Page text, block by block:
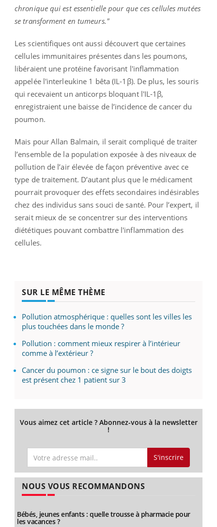
chronique qui est essentielle pour que ces cellules mutées
se transforment en tumeurs."
Les scientifiques ont aussi découvert que certaines
cellules immunitaires présentes dans les poumons,
libéraient une protéine favorisant l'inflammation
appelée l'interleukine 1 bêta (IL-1β). De plus, les souris
qui recevaient un anticorps bloquant l'IL-1β,
enregistraient une baisse de l’incidence de cancer du
poumon.
Mais pour Allan Balmain, il serait compliqué de traiter
l’ensemble de la population exposée à des niveaux de
pollution de l’air élevée de façon préventive avec ce
type de traitement. D’autant plus que le médicament
pourrait provoquer des effets secondaires indésirables
chez des individus sans souci de santé. Pour l’expert, il
serait mieux de se concentrer sur des interventions
diététiques pouvant combattre l'inflammation des
cellules.
SUR LE MÊME THÈME
Pollution atmosphérique : quelles sont les villes les
plus touchées dans le monde ?
Pollution : comment mieux respirer à l’intérieur
comme à l’extérieur ?
Cancer du poumon : ce signe sur le bout des doigts
est présent chez 1 patient sur 3
Vous aimez cet article ? Abonnez-vous à la newsletter
!
S'inscrire
NOUS VOUS RECOMMANDONS
Bébés, jeunes enfants : quelle trousse à pharmacie pour
les vacances ?